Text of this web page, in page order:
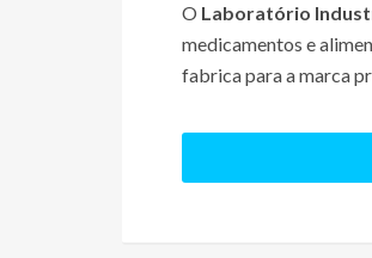
O Laboratório
medicamentos e
fabrica para a marca